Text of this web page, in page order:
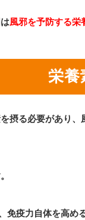
風邪を予防する栄
栄養
摂る必要があり
免疫力自体を高